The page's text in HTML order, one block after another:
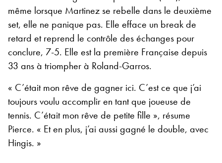
même lorsque Martinez se rebelle dans le deuxième
set, elle ne panique pas. Elle efface un break de
retard et reprend le contrôle des échanges pour
conclure, 7-5. Elle est la première Française depuis
33 ans à triompher à Roland-Garros.
« C’était mon rêve de gagner ici. C’est ce que j’ai
toujours voulu accomplir en tant que joueuse de
tennis. C’était mon rêve de petite fille », résume
Pierce. « Et en plus, j’ai aussi gagné le double, avec
Hingis. »